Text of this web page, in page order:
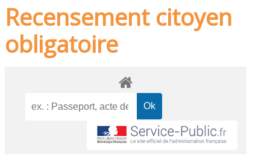
Recensement citoyen
obligatoire